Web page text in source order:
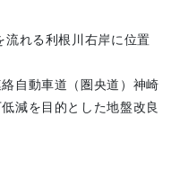
流れる利根川右岸に位置
自動車道（圏央道）神崎
減を目的とした地盤改良